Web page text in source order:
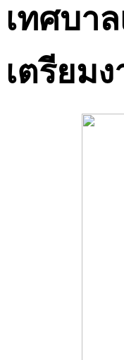
เทศบา
เตรียม